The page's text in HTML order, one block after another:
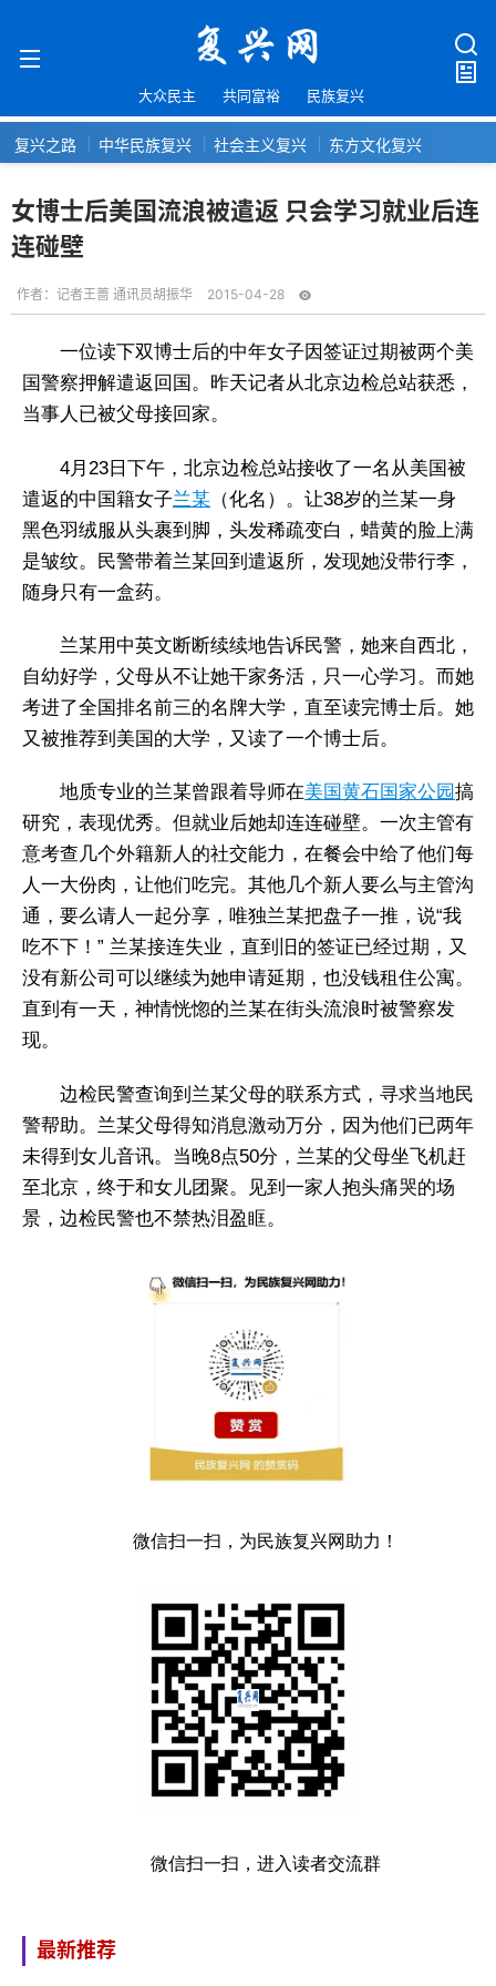
大众民主 共同富裕 民族复兴
复兴之路 中华民族复兴 社会主义复兴 东方文化复兴
女博士后美国流浪被遣返 只会学习就业后连
连碰壁
作者： 记者王蔷 通讯员胡振华 2015-04-28
一位读下双博士后的中年女子因签证过期被两个美
国警察押解遣返回国。昨天记者从北京边检总站获悉，
当事人已被父母接回家。
4月23日下午，北京边检总站接收了一名从美国被
遣返的中国籍女子兰某 （化名）。让38岁的兰某一身
黑色羽绒服从头裹到脚，头发稀疏变白，蜡黄的脸上满
是皱纹。民警带着兰某回到遣返所，发现她没带行李，
随身只有一盒药。
兰某用中英文断断续续地告诉民警，她来自西北，
自幼好学，父母从不让她干家务活，只一心学习。而她
考进了全国排名前三的名牌大学，直至读完博士后。她
又被推荐到美国的大学，又读了一个博士后。
地质专业的兰某曾跟着导师在美国黄石国家公园 搞
研究，表现优秀。但就业后她却连连碰壁。一次主管有
意考查几个外籍新人的社交能力，在餐会中给了他们每
人一大份肉，让他们吃完。其他几个新人要么与主管沟
通，要么请人一起分享，唯独兰某把盘子一推，说“我
吃不下！” 兰某接连失业，直到旧的签证已经过期，又
没有新公司可以继续为她申请延期，也没钱租住公寓。
直到有一天，神情恍惚的兰某在街头流浪时被警察发
现。
边检民警查询到兰某父母的联系方式，寻求当地民
警帮助。兰某父母得知消息激动万分，因为他们已两年
未得到女儿音讯。当晚8点50分，兰某的父母坐飞机赶
至北京，终于和女儿团聚。见到一家人抱头痛哭的场
景，边检民警也不禁热泪盈眶。
微信扫一扫，为民族复兴网助力！
微信扫一扫，进入读者交流群
最新推荐